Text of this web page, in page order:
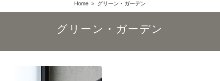
Home グリーン・ガーデン
グリーン・ガーデン